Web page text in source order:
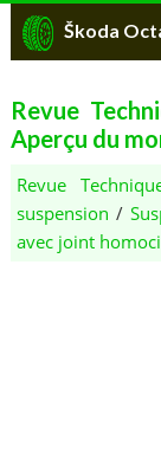
Škoda
Revue
Aperçu du
Revue
suspension /
avec joint